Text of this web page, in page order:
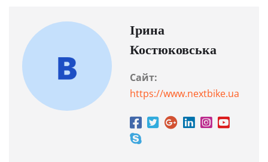
Ірина
Костюковська
Сайт:
https://www.nextbike.ua